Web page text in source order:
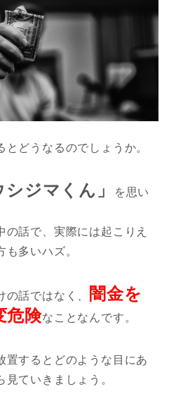
どうなるのでしょうか。
シジマくん」
を思い
の話で、実際には起こりえ
多いハズ。
の話ではなく、
闇金を
危険なことなんです。
置するとどのような目にあ
ていきましょう。